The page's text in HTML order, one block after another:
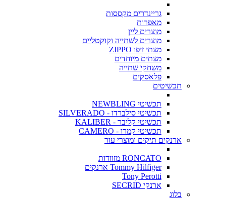
גריינדרים מקססות
מאפרות
מוצרים ליין
מוצרים לשתייה וקוקטליים
מצתי זיפו ZIPPO
מצתים מיוחדים
משחקי שתייה
פלאסקים
תכשיטים
תכשיטי NEWBLING
תכשיטי סילברדו - SILVERADO
תכשיטי קליבר - KALIBER
תכשיטי קמרו - CAMERO
ארנקים תיקים ומוצרי עור
RONCATO מזוודות
Tommy Hilfiger ארנקים
Tony Perotti
ארנקי SECRID
בלוג